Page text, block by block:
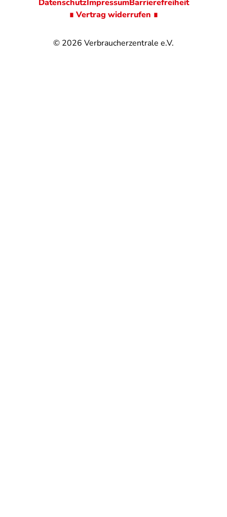
© 2026 Verbraucherzentrale e.V.
DatenschutzImpressumBarrierefreiheit
∎ Vertrag widerrufen ∎